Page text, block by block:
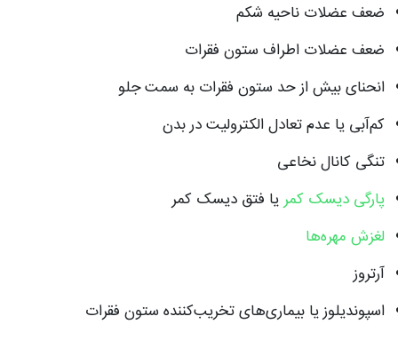
ضعف عضلات ناحیه شکم
ضعف عضلات اطراف ستون فقرات
انحنای بیش از حد ستون فقرات به سمت جلو
کم‌آبی یا عدم تعادل الکترولیت در بدن
تنگی کانال نخاعی
پارگی دیسک کمریا فتق دیسک کمر
لغزش مهره‌ها
آرتروز
اسپوندیلوز یا بیماری‌های تخریب‌کننده ستون فقرات